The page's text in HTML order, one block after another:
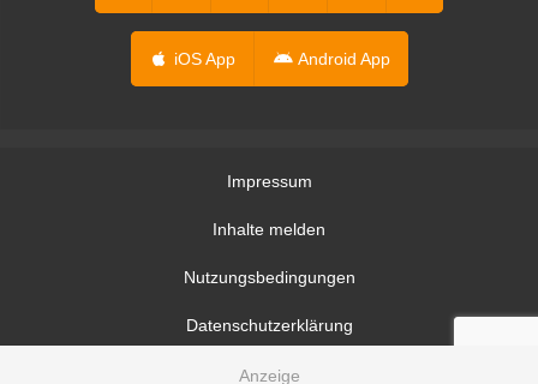
iOS App Android App
Impressum
Inhalte melden
Nutzungsbedingungen
Datenschutzerklärung
Datenschutzeinstellungen